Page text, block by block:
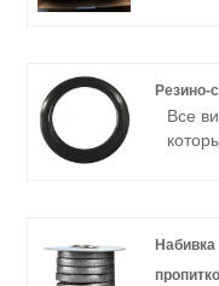
Резино-
Все